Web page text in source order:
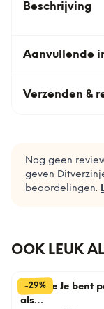
Beschrijving
Aanvullende
Verzenden &
Nog geen
geven
beoordelingen.
OOK LEUK
-29%
Tegeltje Je bent
als…